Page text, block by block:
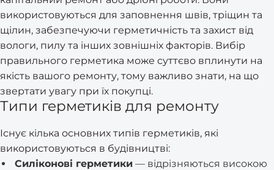
використовуються для заповнення швів, тріщин та
щілин, забезпечуючи герметичність та захист від
вологи, пилу та інших зовнішніх факторів. Вибір
правильного герметика може суттєво вплинути на
якість вашого ремонту, тому важливо знати, на що
звертати увагу при їх покупці.
Типи герметиків для ремонту
Існує кілька основних типів герметиків, які
використовуються в будівництві:
Силіконові герметики — відрізняються високою